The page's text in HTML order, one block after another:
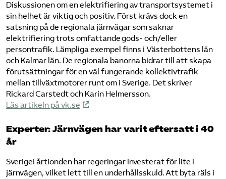
Diskussionen om en elektrifiering av transportsystemet i
sin helhet är viktig och positiv. Först krävs dock en
satsning på de regionala järnvägar som saknar
elektrifiering trots omfattande gods- och/eller
persontrafik. Lämpliga exempel finns i Västerbottens län
och Kalmar län. De regionala banorna bidrar till att skapa
förutsättningar för en väl fungerande kollektivtrafik
mellan tillväxtmotorer runt om i Sverige. Det skriver
Rickard Carstedt och Karin Helmersson.
Läs artikeln på vk.se
Experter: Järnvägen har varit eftersatt i 40
år
SverigeI årtionden har regeringar investerat för lite i
järnvägen, vilket lett till en underhållsskuld. Att byta räls i